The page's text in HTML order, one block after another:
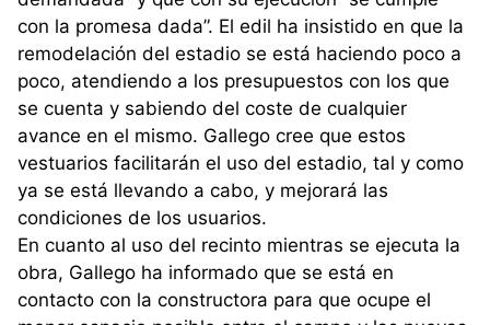
con la promesa dada”. El edil ha insistido en que la
remodelación del estadio se está haciendo poco a
poco, atendiendo a los presupuestos con los que
se cuenta y sabiendo del coste de cualquier
avance en el mismo. Gallego cree que estos
vestuarios facilitarán el uso del estadio, tal y como
ya se está llevando a cabo, y mejorará las
condiciones de los usuarios.
En cuanto al uso del recinto mientras se ejecuta la
obra, Gallego ha informado que se está en
contacto con la constructora para que ocupe el